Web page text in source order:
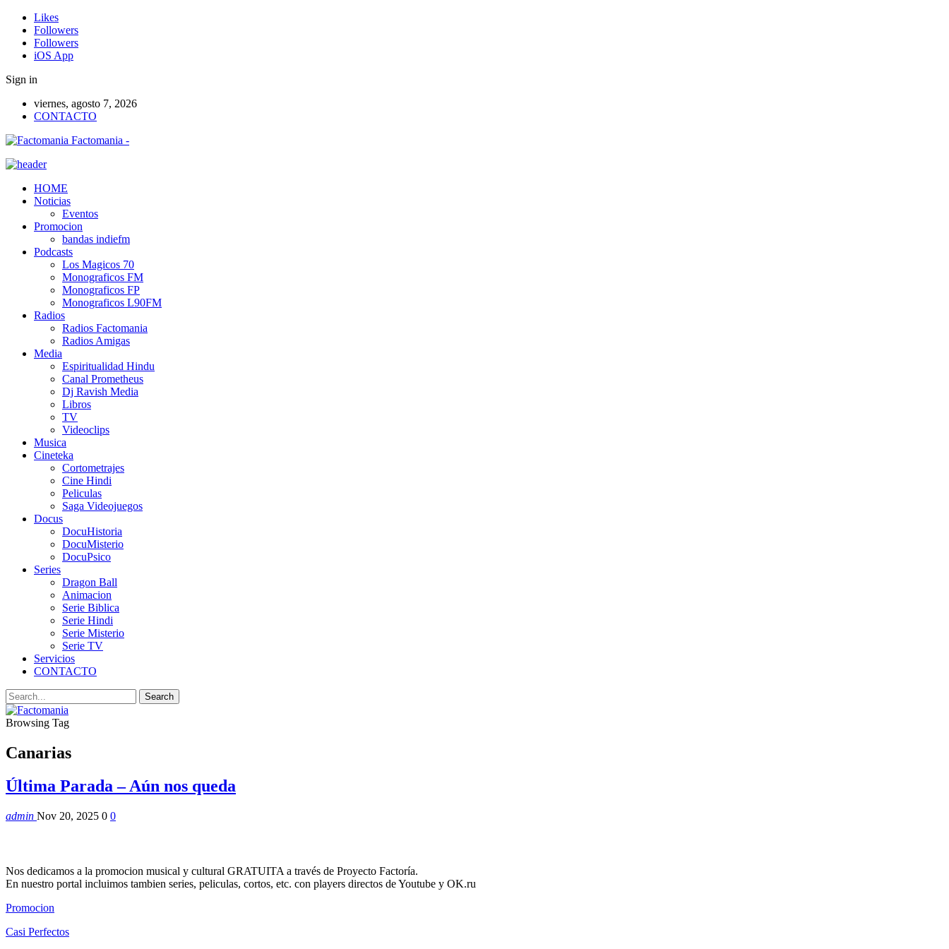
Likes
Followers
Followers
iOS App
Sign in
viernes, agosto 7, 2026
CONTACTO
Factomania -
HOME
Noticias
Eventos
Promocion
bandas indiefm
Podcasts
Los Magicos 70
Monograficos FM
Monograficos FP
Monograficos L90FM
Radios
Radios Factomania
Radios Amigas
Media
Espiritualidad Hindu
Canal Prometheus
Dj Ravish Media
Libros
TV
Videoclips
Musica
Cineteka
Cortometrajes
Cine Hindi
Peliculas
Saga Videojuegos
Docus
DocuHistoria
DocuMisterio
DocuPsico
Series
Dragon Ball
Animacion
Serie Biblica
Serie Hindi
Serie Misterio
Serie TV
Servicios
CONTACTO
Browsing Tag
Canarias
Última Parada – Aún nos queda
admin Nov 20, 2025 0 0
Nos dedicamos a la promocion musical y cultural GRATUITA a través de Proyecto Factoría.
En nuestro portal incluimos tambien series, peliculas, cortos, etc. con players directos de Youtube y OK.ru
Promocion
Casi Perfectos